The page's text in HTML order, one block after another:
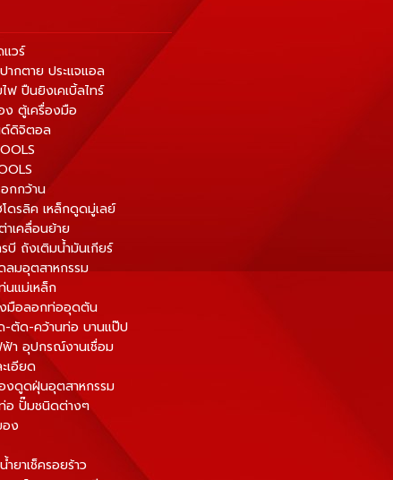
วร์
ากตาย ประแจแอล
ฟ ปืนยิงเคเบิ้ลไทร์
ง ตู้เครื่องมือ
ด์ดิจิตอล
กกว้าน
โดรลิค เหล็กดูดมู่เลย์
าเคลื่อนย้าย
บี ถังเติมน้ำมันเกียร์
มอุตสาหกรรม
นแม่เหล็ก
งมือลอกท่ออุดตัน
-ตัด-คว้านท่อ บานแป๊ป
ฟ้า อุปกรณ์งานเชื่อม
เอียด
งดูดฝุ่นอุตสาหกรรม
อ ปั๊มชนิดต่างๆ
อง
ยาเช็ครอยร้าว